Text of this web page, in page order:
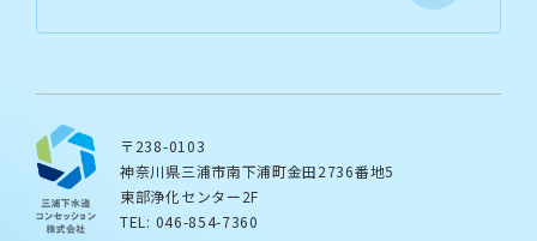
〒238-0103
神奈川県三浦市南下浦町金田2736番地5
東部浄化センター2F
TEL: 046-854-7360